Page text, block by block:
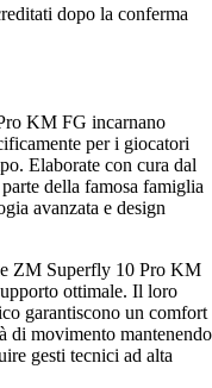
dopo la conferma
KM FG incarnano
per i giocatori
Elaborate con cura dal
della famosa famiglia
avanzata e design
ZM Superfly 10 Pro KM
ottimale. Il loro
garantiscono un comfort
di movimento mantenendo
gesti tecnici ad alta